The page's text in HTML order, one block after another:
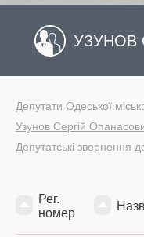
УЗУНОВ
Депутати Одеської
Узунов Сергій
Депутатські звернення
Рег.
номер